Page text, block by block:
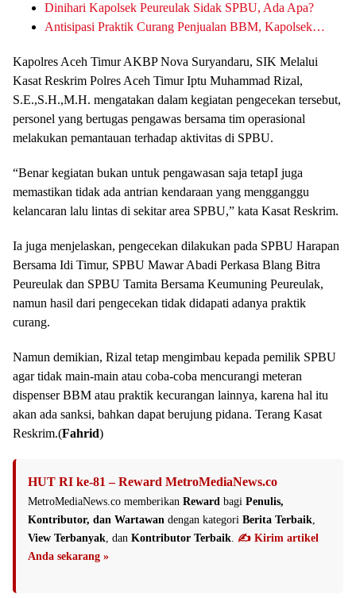
Dinihari Kapolsek Peureulak Sidak SPBU, Ada Apa?
Antisipasi Praktik Curang Penjualan BBM, Kapolsek…
Kapolres Aceh Timur AKBP Nova Suryandaru, SIK Melalui
Kasat Reskrim Polres Aceh Timur Iptu Muhammad Rizal,
S.E.,S.H.,M.H. mengatakan dalam kegiatan pengecekan tersebut,
personel yang bertugas pengawas bersama tim operasional
melakukan pemantauan terhadap aktivitas di SPBU.
“Benar kegiatan bukan untuk pengawasan saja tetapI juga
memastikan tidak ada antrian kendaraan yang mengganggu
kelancaran lalu lintas di sekitar area SPBU,” kata Kasat Reskrim.
Ia juga menjelaskan, pengecekan dilakukan pada SPBU Harapan
Bersama Idi Timur, SPBU Mawar Abadi Perkasa Blang Bitra
Peureulak dan SPBU Tamita Bersama Keumuning Peureulak,
namun hasil dari pengecekan tidak didapati adanya praktik
curang.
Namun demikian, Rizal tetap mengimbau kepada pemilik SPBU
agar tidak main-main atau coba-coba mencurangi meteran
dispenser BBM atau praktik kecurangan lainnya, karena hal itu
akan ada sanksi, bahkan dapat berujung pidana. Terang Kasat
Reskrim.(Fahrid)
HUT RI ke-81 – Reward MetroMediaNews.co
MetroMediaNews.co memberikan Reward bagi Penulis,
Kontributor, dan Wartawan dengan kategori Berita Terbaik,
View Terbanyak, dan Kontributor Terbaik. ✍️ Kirim artikel
Anda sekarang »